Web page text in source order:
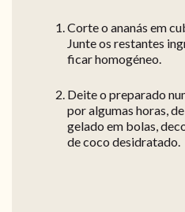
Corte o ananás em
Junte os restantes
ficar homogéneo.
Deite o preparado
por algumas horas,
gelado em bolas,
de coco desidratado.